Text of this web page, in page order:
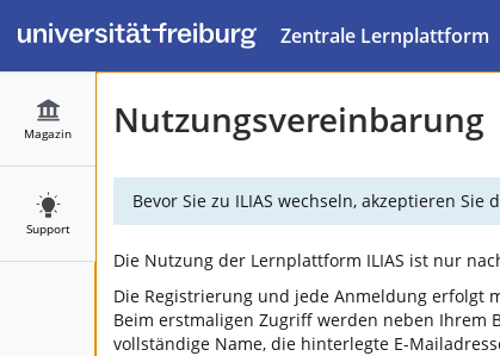
Zentrale Lernplattform
Magazin
Support
Nutzungsvereinbarung
Bevor Sie zu ILIAS wechseln, akzeptieren
Die Nutzung der Lernplattform ILIAS ist nur
Die Registrierung und jede Anmeldung erfolgt
Beim erstmaligen Zugriff werden neben Ihrem
vollständige Name, die hinterlegte E-